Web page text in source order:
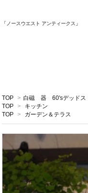
「ノースウエスト アンティークス」
TOP > 白磁 器 60'sデッドス
TOP >
キッチン
TOP > ガーデン＆テラス